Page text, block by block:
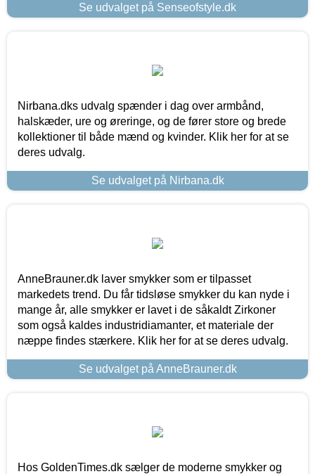
Se udvalget på Senseofstyle.dk
Nirbana.dks udvalg spænder i dag over armbånd,
halskæder, ure og øreringe, og de fører store og brede
kollektioner til både mænd og kvinder. Klik her for at se
deres udvalg.
Se udvalget på Nirbana.dk
AnneBrauner.dk laver smykker som er tilpasset
markedets trend. Du får tidsløse smykker du kan nyde i
mange år, alle smykker er lavet i de såkaldt Zirkoner
som også kaldes industridiamanter, et materiale der
næppe findes stærkere. Klik her for at se deres udvalg.
Se udvalget på AnneBrauner.dk
Hos GoldenTimes.dk sælger de moderne smykker og